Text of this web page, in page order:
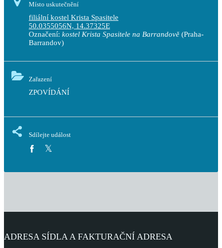
Místo uskutečnění
filiální kostel Krista Spasitele
50.0355056N, 14.37325E
Označení: kostel Krista Spasitele na Barrandově (Praha-
Barrandov)
Zařazení
ZPOVÍDÁNÍ
Sdílejte událost
ADRESA SÍDLA A FAKTURAČNÍ ADRESA